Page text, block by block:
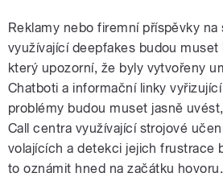
Reklamy nebo firemní příspěvky
využívající deepfakes budou
který upozorní, že byly vytvořeny
Chatboti a informační linky
problémy budou muset jasně
Call centra využívající strojové
volajících a detekci jejich frustrace
to oznámit hned na začátku hovoru.